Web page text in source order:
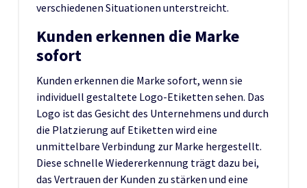
verschiedenen Situationen unterstreicht.
Kunden erkennen die Marke
sofort
Kunden erkennen die Marke sofort, wenn sie
individuell gestaltete Logo-Etiketten sehen. Das
Logo ist das Gesicht des Unternehmens und durch
die Platzierung auf Etiketten wird eine
unmittelbare Verbindung zur Marke hergestellt.
Diese schnelle Wiedererkennung trägt dazu bei,
das Vertrauen der Kunden zu stärken und eine